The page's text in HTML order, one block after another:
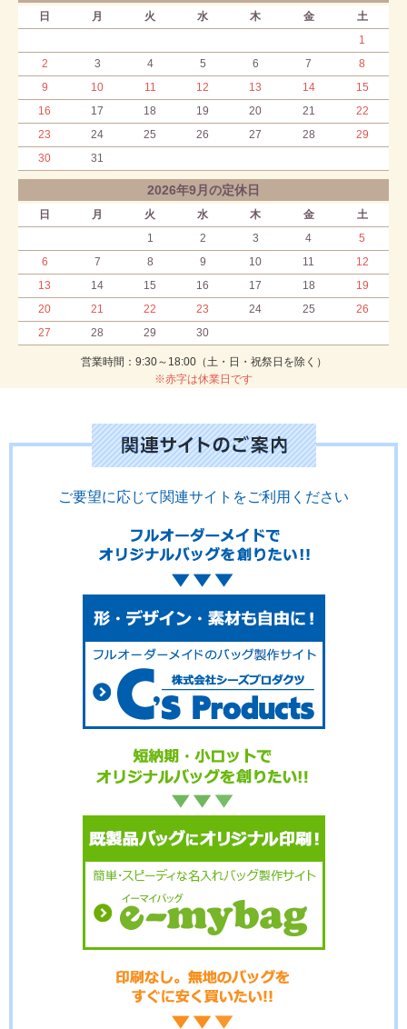
日 月 火 水 木 金
土
1
2
3 4 5 6 7
8
9
10 11 12 13 14
15
16
17 18 19 20 21
22
23
24 25 26 27 28
29
30
31
2026年9月の定休日
日 月 火 水 木 金
土
1
2 3 4
5
6
7 8 9 10 11
12
13
14 15 16 17 18
19
20
21 22 23 24 25
26
27
28 29 30
営業時間：9:30～18:00（土・日・祝祭日を除く）
※赤字は休業日です
ご要望に応じて関連サイトをご利用ください